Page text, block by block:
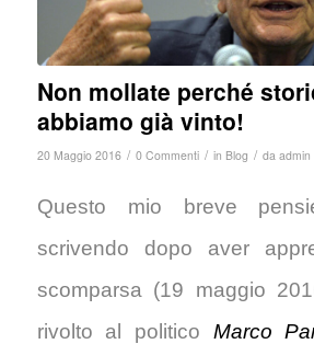
Non mollate perché
abbiamo già vinto!
20 Maggio 2016 / 0 Commenti / in Blog / da admin
Questo mio breve
scrivendo dopo aver
scomparsa (19 maggio
rivolto al politico Marco